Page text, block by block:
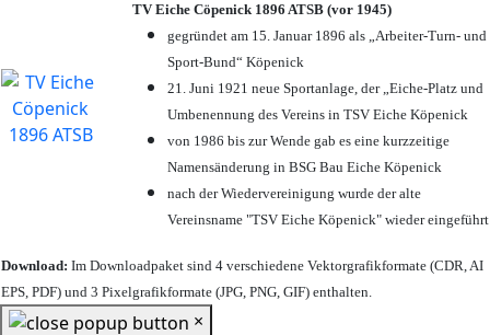
TV Eiche Cöpenick 1896 ATSB (vor 1945)
gegründet am 15. Januar 1896 als „Arbeiter-Turn- und
Sport-Bund“ Köpenick
21. Juni 1921 neue Sportanlage, der „Eiche-Platz und
Umbenennung des Vereins in TSV Eiche Köpenick
von 1986 bis zur Wende gab es eine kurzzeitige
Namensänderung in BSG Bau Eiche Köpenick
nach der Wiedervereinigung wurde der alte
Vereinsname "TSV Eiche Köpenick" wieder eingeführt
Download: Im Downloadpaket sind 4 verschiedene Vektorgrafikformate (CDR, AI
EPS, PDF) und 3 Pixelgrafikformate (JPG, PNG, GIF) enthalten.
×